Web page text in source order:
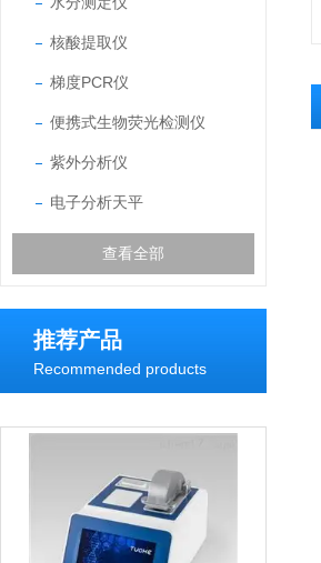
核酸提取仪
梯度PCR仪
便携式生物荧光检测仪
紫外分析仪
电子分析天平
查看全部
推荐产品
Recommended products